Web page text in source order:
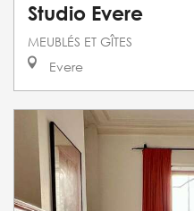
Studio Evere
MEUBLÉS ET GÎTES
Evere